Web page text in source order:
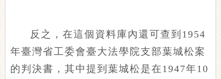
反之，在這個資料庫內還可查到1954
年臺灣省工委會臺大法學院支部葉城松案
的判決書，其中提到葉城松是在1947年10